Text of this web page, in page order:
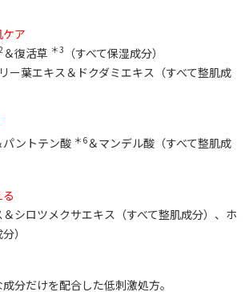
ア
＆復活草 ＊3
（すべて保湿成分）
ー葉エキス＆ドクダミエキス（すべて整肌成
ントテン酸 ＊6 ＆マンデル酸（すべて整肌成
シロツメクサエキス（すべて整肌成分）、ホ
）
分だけを配合した低刺激処方。